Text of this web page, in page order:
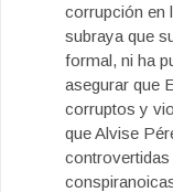
corrupción en
subraya que
formal, ni ha
asegurar que
corruptos y
que Alvise